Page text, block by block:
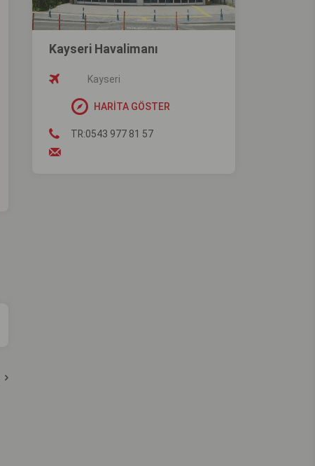
Kayseri Havalimanı
Kayseri
HARİTA GÖSTER
TR:0543 977 81 57